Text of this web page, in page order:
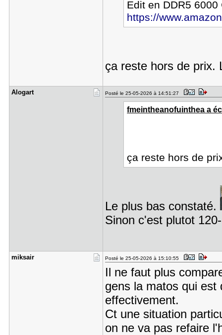
Edit en DDR5
https://
ça reste hors de prix.
Alogart Posté le 25-05-2026 à 14:51:27
fmeintheanofuinthea a
ça reste hors de
Le plus bas constaté.
Sinon c'est plutot
miksair Posté le 25-05-2026 à 15:10:55
Il ne faut plus
gens la matos qui est
effectivement.
Ct une situation
on ne va pas refaire